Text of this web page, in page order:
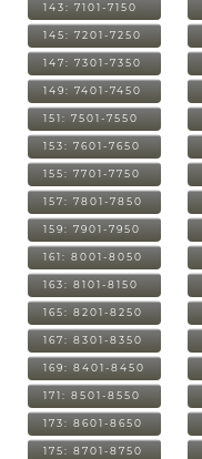
143: 7101-7150
145: 7201-7250
147: 7301-7350
149: 7401-7450
151: 7501-7550
153: 7601-7650
155: 7701-7750
157: 7801-7850
159: 7901-7950
161: 8001-8050
163: 8101-8150
165: 8201-8250
167: 8301-8350
169: 8401-8450
171: 8501-8550
173: 8601-8650
175: 8701-8750